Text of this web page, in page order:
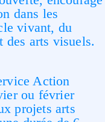
dans les
vivant, du
des arts visuels.
Action
ou février
projets arts